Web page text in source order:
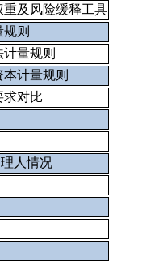
重及风险缓释工具
则
计量规则
本计量规则
求对比
人情况